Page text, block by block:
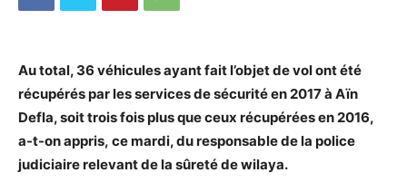
Au total, 36 véhicules ayant fait l’objet de vol ont été
récupérés par les services de sécuritéen 2017 à Aïn
Defla, soit trois fois plus que ceux récupérées en 2016,
a-t-on appris, ce mardi, du responsable de la police
judiciaire relevant de la sûreté de wilaya.